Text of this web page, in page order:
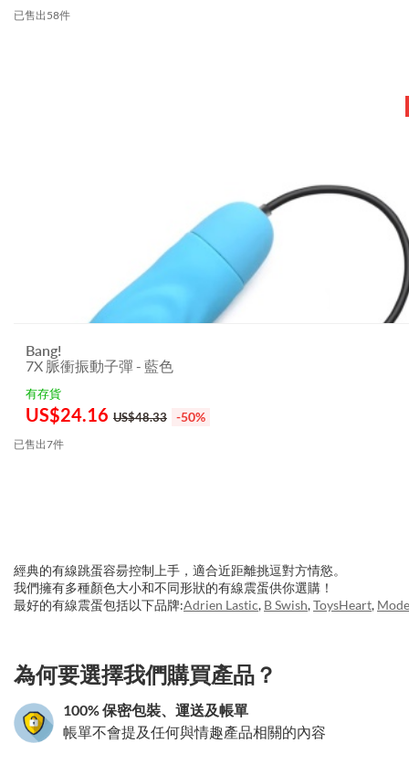
已售出58件
Bang!
7X 脈衝振動子彈 - 藍色
有存貨
US$24.16 US$48.33 -50%
已售出7件
經典的有線跳蛋容昜控制上手，適合近距離挑逗對方情慾。
我們擁有多種顏色大小和不同形狀的有線震蛋供你選購！
最好的有線震蛋包括以下品牌:Adrien Lastic, B Swish,ToysHeart,
為何要選擇我們購買產品？
100% 保密包裝、運送及帳單
帳單不會提及任何與情趣產品相關的內容